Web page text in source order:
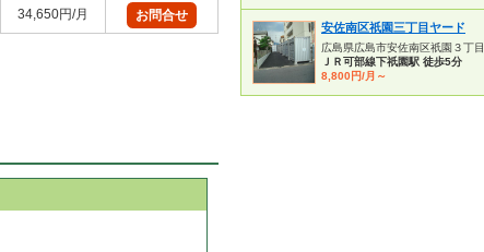
34,650円/月 お問合せ
安佐南区祇園三丁目ヤード
広島県広島市安佐南区祇園３丁目
ＪＲ可部線下祇園駅 徒歩5分
8,800円/月～